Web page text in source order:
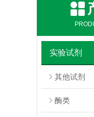
实验试剂
其他试剂
酶类